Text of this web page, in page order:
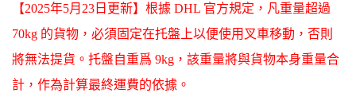
【2025年5月23日更新】根據 DHL 官方規定，凡重量超過
70kg 的貨物，必須固定在托盤上以便使用叉車移動，否則
將無法提貨。托盤自重爲 9kg，該重量將與貨物本身重量合
計，作為計算最終運費的依據。